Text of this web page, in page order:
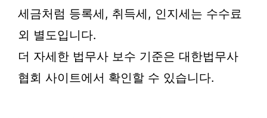
세금처럼 등록세, 취득세, 인지세는 수수료
외 별도입니다.
더 자세한 법무사 보수 기준은 대한법무사
협회 사이트에서 확인할 수 있습니다.